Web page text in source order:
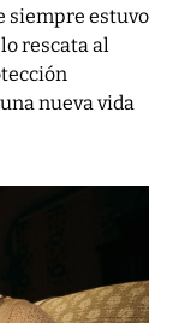
siempre estuvo
rescata al
nueva vida